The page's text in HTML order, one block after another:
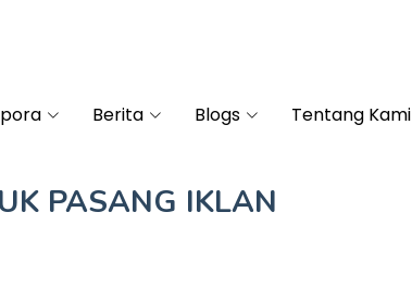
Berita Blogs Tentang Kami
PASANG IKLAN